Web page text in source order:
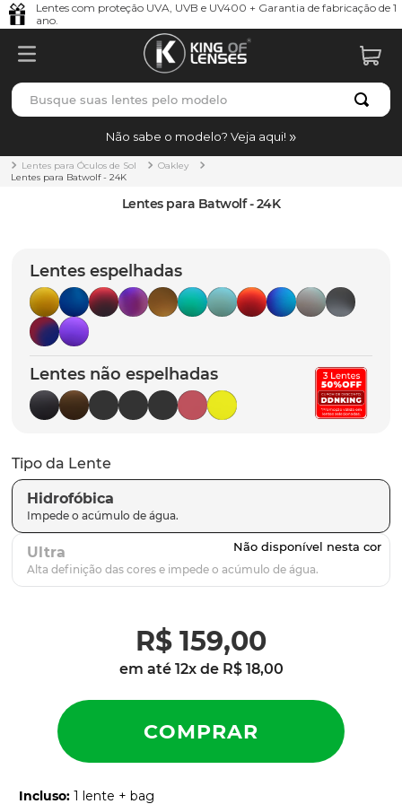
Lentes com proteção UVA, UVB e UV400 + Garantia de fabricação de 1
ano.
Busque suas lentes pelo modelo
Não sabe o modelo? Veja aqui!
Lentes para Óculos de Sol
Oakley
Lentes para Batwolf - 24K
Lentes para Batwolf - 24K
Lentes espelhadas
Lentes não espelhadas
Tipo da Lente
Hidrofóbica
Ultra
R$ 159,00
em até 12x de R$ 18,00
Incluso: 1 lente + bag
TERMOS MAIS BUSCADOS
1º borrachas
holbrook
5º chaves
6º t-shock
7º gasket
8º parafusos
9º latch